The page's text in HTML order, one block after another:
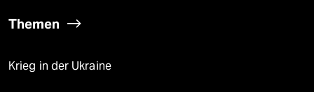
Themen
Krieg in der Ukraine